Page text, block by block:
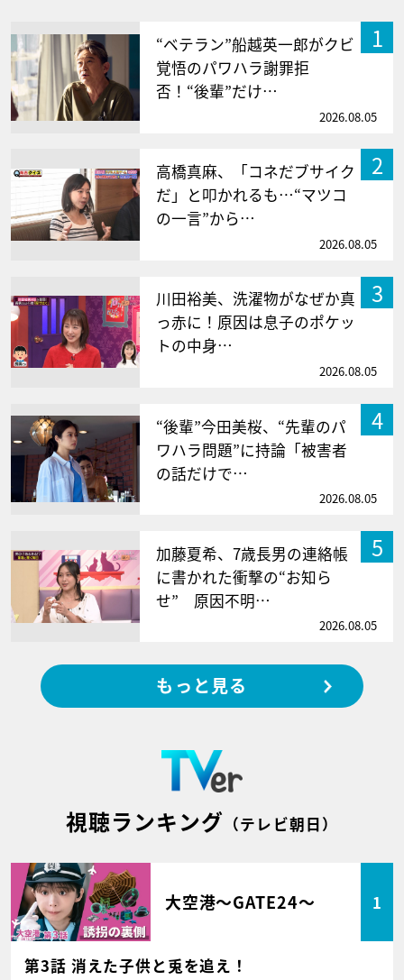
1
“ベテラン”船越英一郎がクビ
覚悟のパワハラ謝罪拒
否！“後輩”だけ…
2026.08.05
2
高橋真麻、「コネだブサイク
だ」と叩かれるも…“マツコ
の一言”から…
2026.08.05
3
川田裕美、洗濯物がなぜか真
っ赤に！原因は息子のポケッ
トの中身…
2026.08.05
4
“後輩”今田美桜、“先輩のパ
ワハラ問題”に持論「被害者
の話だけで…
2026.08.05
5
加藤夏希、7歳長男の連絡帳
に書かれた衝撃の“お知ら
せ” 原因不明…
2026.08.05
もっと見る
視聴ランキング （テレビ朝日）
大空港～GATE24～ 1
第3話 消えた子供と兎を追え！